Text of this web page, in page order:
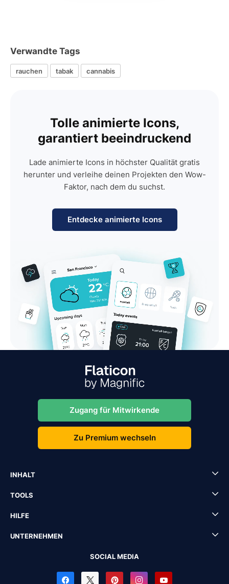
Verwandte Tags
rauchen tabak cannabis
Tolle animierte Icons,
garantiert beeindruckend
Lade animierte Icons in höchster Qualität gratis
herunter und verleihe deinen Projekten den Wow-
Faktor, nach dem du suchst.
Entdecke animierte Icons
Zugang für Mitwirkende
Zu Premium wechseln
INHALT
TOOLS
HILFE
UNTERNEHMEN
SOCIAL MEDIA